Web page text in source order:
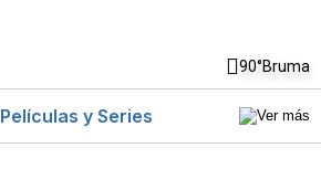
90°Bruma
Películas y Series